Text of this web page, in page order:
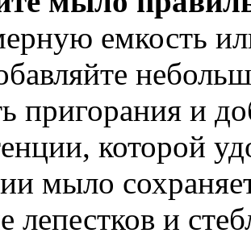
емкость
пригорания и
которой
мыло
лепестков и